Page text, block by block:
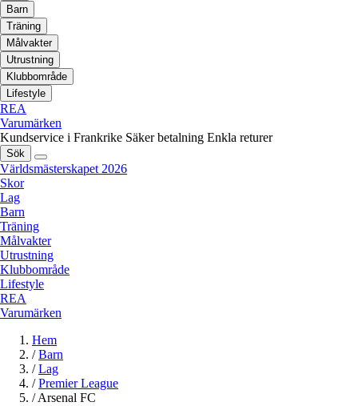
Barn
Träning
Målvakter
Utrustning
Klubbområde
Lifestyle
REA
Varumärken
Kundservice i Frankrike Säker betalning Enkla returer
Sök
Världsmästerskapet 2026
Skor
Lag
Barn
Träning
Målvakter
Utrustning
Klubbområde
Lifestyle
REA
Varumärken
Hem
/ Barn
/ Lag
/ Premier League
/Arsenal FC